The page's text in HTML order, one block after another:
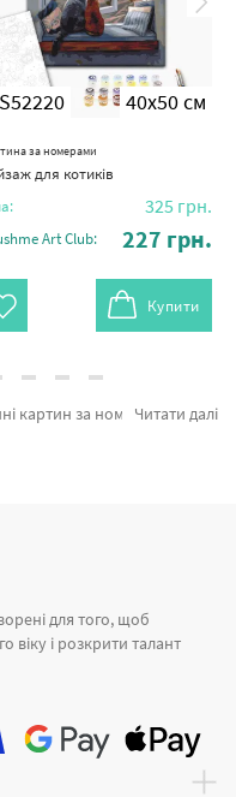
40x50 см
за номерами
для котиків
325 грн.
Art Club: 227 грн.
Купити
Читати далі
широкий вибір позицій за оптимальними цінами. Оформлюючи замовлення Японія та картини за номерами для початківців, терміново привеземо в Костянтинівку або інші районні центри. Міські пейзажі разом з картини за номерами троянди, купуйте прямо зараз!
для того, щоб
віку і розкрити талант